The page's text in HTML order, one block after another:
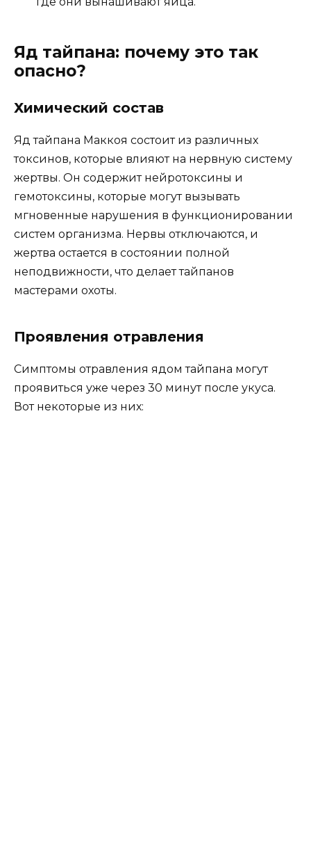
Яд тайпана: почему это так
опасно?
Химический состав
Яд тайпана Маккоя состоит из различных
токсинов, которые влияют на нервную систему
жертвы. Он содержит нейротоксины и
гемотоксины, которые могут вызывать
мгновенные нарушения в функционировании
систем организма. Нервы отключаются, и
жертва остается в состоянии полной
неподвижности, что делает тайпанов
мастерами охоты.
Проявления отравления
Симптомы отравления ядом тайпана могут
проявиться уже через 30 минут после укуса.
Вот некоторые из них: